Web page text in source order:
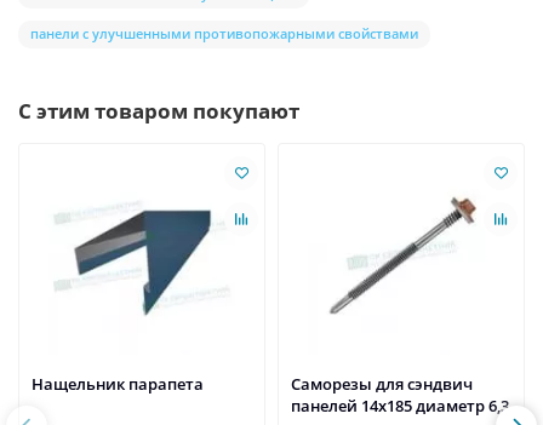
панели с улучшенными противопожарными свойствами
С этим товаром покупают
Нащельник парапета
Саморезы для сэндвич
панелей 14x185 диаметр 6,3